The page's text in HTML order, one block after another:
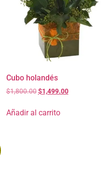
Cubo holandés
$1,800.00 $1,499.00
Añadir al carrito